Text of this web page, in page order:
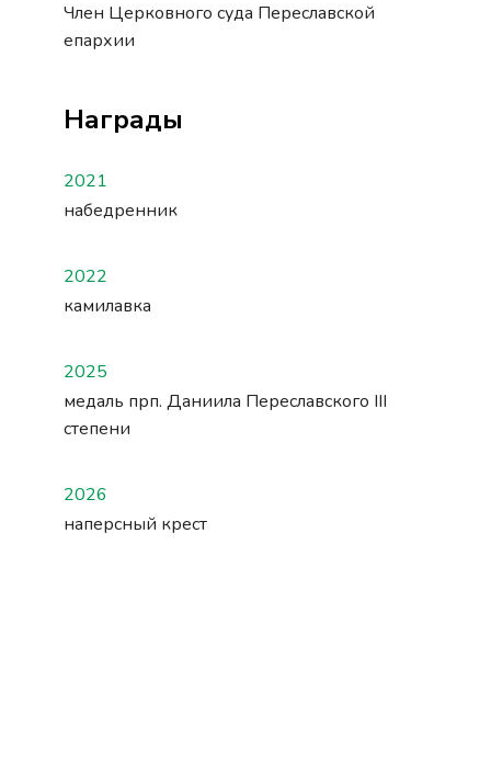
Член Церковного суда Переславской
епархии
Награды
2021
набедренник
2022
камилавка
2025
медаль прп. Даниила Переславского III
степени
2026
наперсный крест